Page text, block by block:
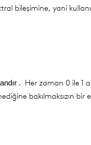
bileşimine, yani
. Her zaman 0 ile 1
bakılmaksızın bir